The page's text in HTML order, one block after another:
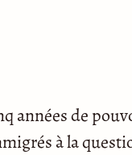
années de
à la